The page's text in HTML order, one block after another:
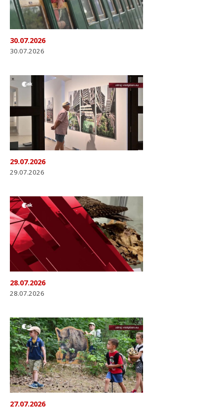
30.07.2026
30.07.2026
29.07.2026
29.07.2026
28.07.2026
28.07.2026
27.07.2026